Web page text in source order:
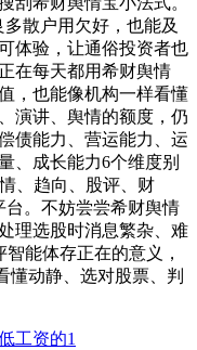
散户用欠好，也能及
体验，让通俗投资者也
在每天都用希财舆情
，也能像机构一样看懂
演讲、舆情的额度，仍
债能力、营运能力、运
、成长能力6个维度别
、趋向、股评、财
。不妨尝尝希财舆情
理选股时消息繁杂、难
能体存正在的意义，
懂动静、选对股票、判
工资的1